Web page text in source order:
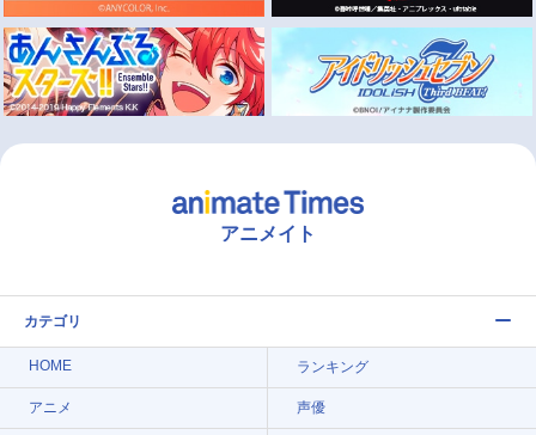
アニメイト
カテゴリ
HOME ランキング
アニメ 声優